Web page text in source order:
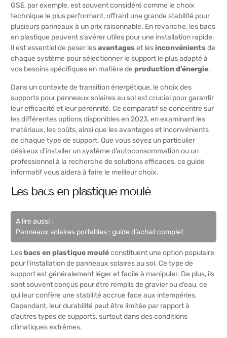
GSE, par exemple, est souvent considéré comme le choix
technique le plus performant, offrant une grande stabilité pour
plusieurs panneaux à un prix raisonnable. En revanche, les bacs
en plastique peuvent s’avérer utiles pour une installation rapide.
Il est essentiel de peser lesavantageset lesinconvénientsde
chaque système pour sélectionner le support le plus adapté à
vos besoins spécifiques en matière de production d’énergie.
Dans un contexte de transition énergétique, le choix des
supports pour panneaux solaires au sol est crucial pour garantir
leur efficacité et leur pérennité. Ce comparatif se concentre sur
les différentes options disponibles en 2023, en examinant les
matériaux, les coûts, ainsi que les avantages et inconvénients
de chaque type de support. Que vous soyez un particulier
désireux d’installer un système d’autoconsommation ou un
professionnel à la recherche de solutions efficaces, ce guide
informatif vous aidera à faire le meilleur choix.
Les bacs en plastique moulé
A lire aussi :
Panneaux solaires portables : guide d’achat complet
Lesbacs en plastique mouléconstituent une option populaire
pour l’installation de panneaux solaires au sol. Ce type de
support est généralement léger et facile à manipuler. De plus, ils
sont souvent conçus pour être remplis de gravier ou d’eau, ce
qui leur confère une stabilité accrue face aux intempéries.
Cependant, leur durabilité peut être limitée par rapport à
d’autres types de supports, surtout dans des conditions
climatiques extrêmes.